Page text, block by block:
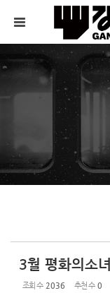
3월 평화의소
조회 수 2036 추천 수 0